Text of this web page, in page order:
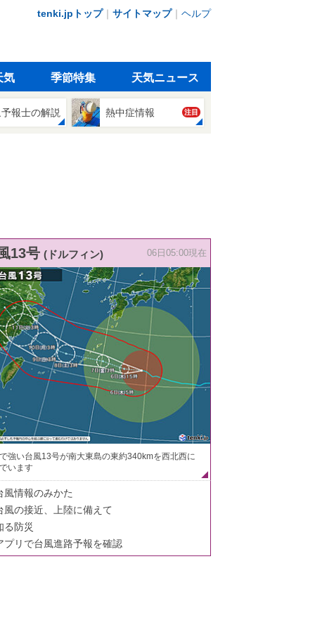
tenki.jpトップ｜ サイトマップ｜ ヘルプ
気 季節特集 天気ニュース
報士の解説 熱中症情報 注目
13号 (ドルフィン) 06日05:00現在
強い台風13号が南大東島の東約340kmを西北西に
います
風情報のみかた
風の接近、上陸に備えて
る防災
プリで台風進路予報を確認